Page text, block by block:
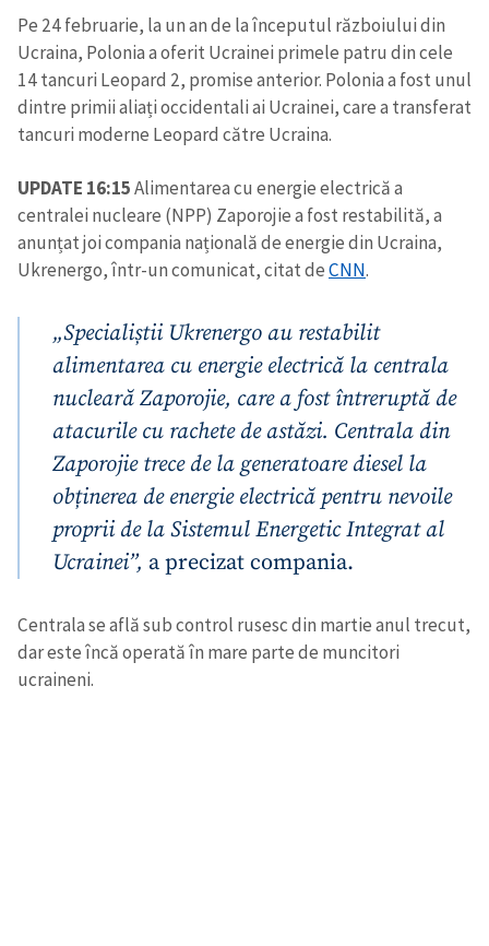
Pe 24 februarie, la un an de la începutul războiului din
Ucraina, Polonia a oferit Ucrainei primele patru din cele
14 tancuri Leopard 2, promise anterior. Polonia a fost unul
dintre primii aliați occidentali ai Ucrainei, care a transferat
tancuri moderne Leopard către Ucraina.
UPDATE 16:15Alimentarea cu energie electrică a
centralei nucleare (NPP) Zaporojie a fost restabilită, a
anunțat joi compania națională de energie din Ucraina,
Ukrenergo, într-un comunicat, citat deCNN.
„Specialiștii Ukrenergo au restabilit
alimentarea cu energie electrică la centrala
nucleară Zaporojie, care a fost întreruptă de
atacurile cu rachete de astăzi. Centrala din
Zaporojie trece de la generatoare diesel la
obținerea de energie electrică pentru nevoile
proprii de la Sistemul Energetic Integrat al
Ucrainei”, a precizat compania.
Centrala se află sub control rusesc din martie anul trecut,
dar este încă operată în mare parte de muncitori
ucraineni.